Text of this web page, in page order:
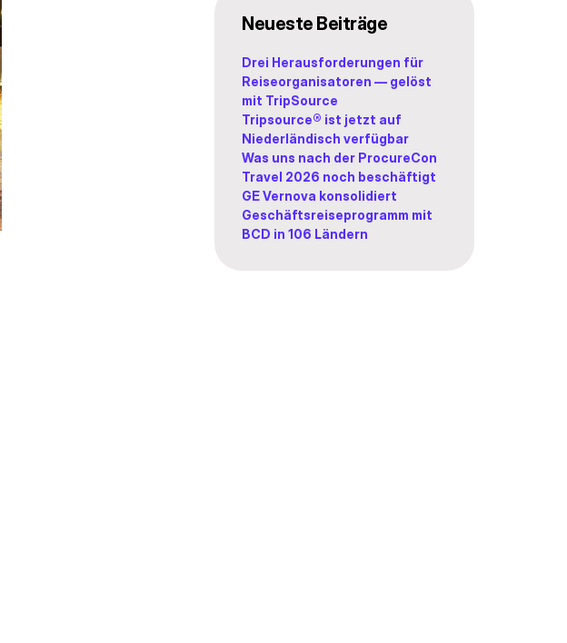
Neueste Beiträge
Drei Herausforderungen für
Reiseorganisatoren — gelöst
mit TripSource
Tripsource® ist jetzt auf
Niederländisch verfügbar
Was uns nach der ProcureCon
Travel 2026 noch beschäftigt
GE Vernova konsolidiert
Geschäftsreiseprogramm mit
BCD in 106 Ländern